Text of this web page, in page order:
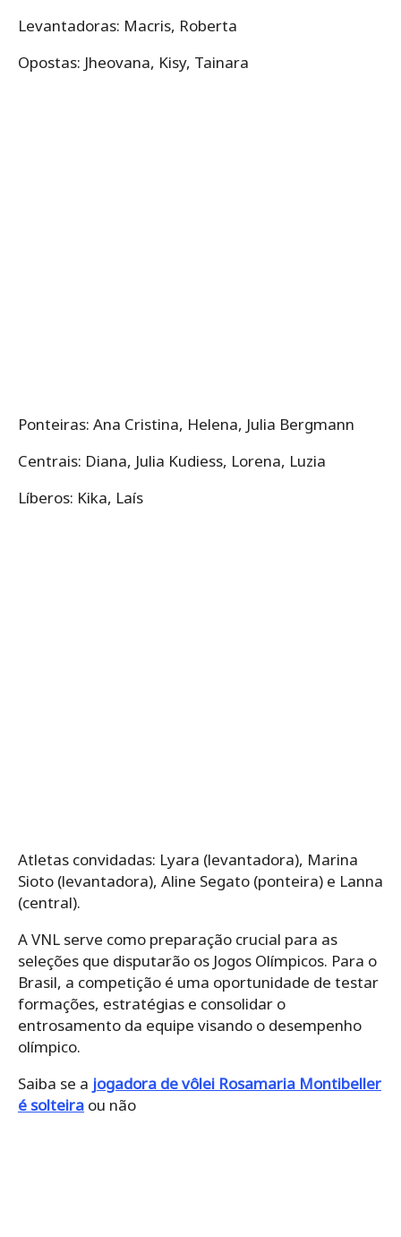
Levantadoras: Macris, Roberta
Opostas: Jheovana, Kisy, Tainara
Ponteiras: Ana Cristina, Helena, Julia Bergmann
Centrais: Diana, Julia Kudiess, Lorena, Luzia
Líberos: Kika, Laís
Atletas convidadas: Lyara (levantadora), Marina
Sioto (levantadora), Aline Segato (ponteira) e Lanna
(central).
A VNL serve como preparação crucial para as
seleções que disputarão os Jogos Olímpicos. Para o
Brasil, a competição é uma oportunidade de testar
formações, estratégias e consolidar o
entrosamento da equipe visando o desempenho
olímpico.
Saiba se a jogadora de vôlei Rosamaria Montibeller
é solteira ou não